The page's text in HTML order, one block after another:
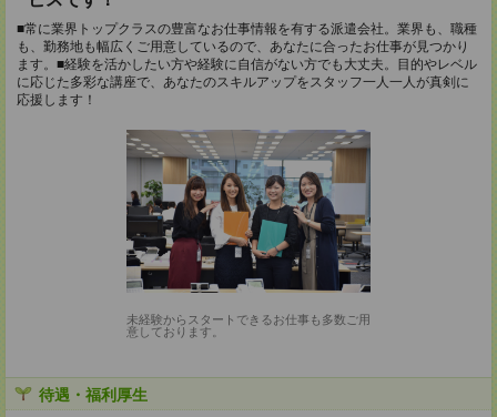
■常に業界トップクラスの豊富なお仕事情報を有する派遣会社。業界も、職種
も、勤務地も幅広くご用意しているので、あなたに合ったお仕事が見つかり
ます。■経験を活かしたい方や経験に自信がない方でも大丈夫。目的やレベル
に応じた多彩な講座で、あなたのスキルアップをスタッフ一人一人が真剣に
応援します！
未経験からスタートできるお仕事も多数ご用
意しております。
待遇・福利厚生